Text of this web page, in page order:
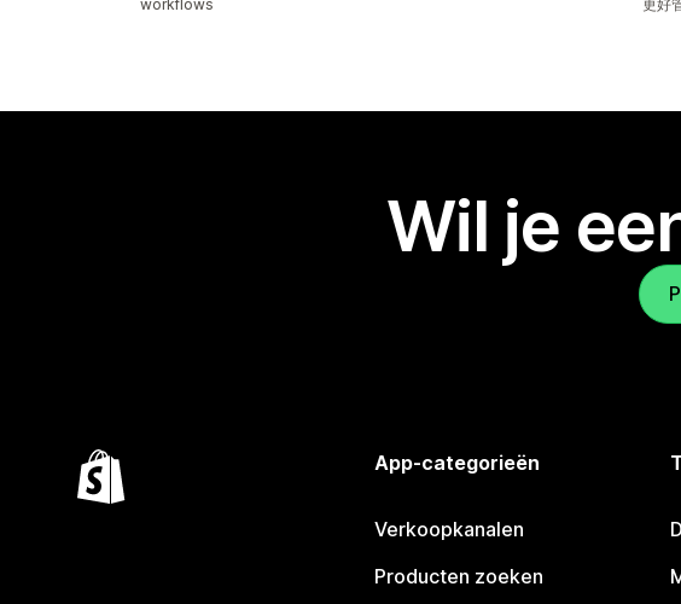
workflows
更好
Wil je
App-categorieën
Verkoopkanalen
Producten zoeken